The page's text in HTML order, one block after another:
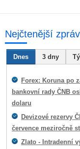
Nejčtenější
Dnes 3 dny
Forex: Koruna po
bankovní rady ČNB
dolaru
Devizové rezervy
července meziročně
Zlato - Intradenní